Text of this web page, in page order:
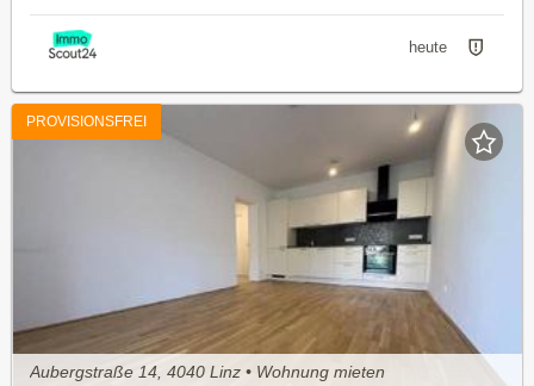
heute
PROVISIONSFREI
Aubergstraße 14, 4040 Linz • Wohnung mieten